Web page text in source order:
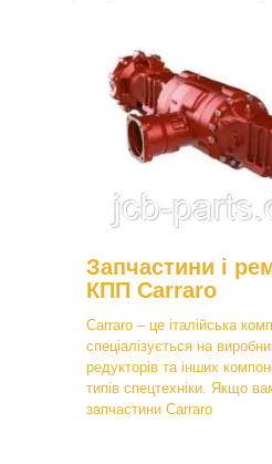
Запчастини і
КПП Carraro
Carraro – це італійська
спеціалізується на
редукторів та інших
типів спецтехніки. Якщо
запчастини Carraro